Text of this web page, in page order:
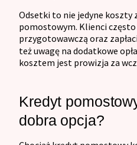
Odsetki to nie jedyne koszty
pomostowym. Klienci często
przygotowawczą oraz
też uwagę na dodatkowe
kosztem jest prowizja za
Kredyt
dobra opcja?